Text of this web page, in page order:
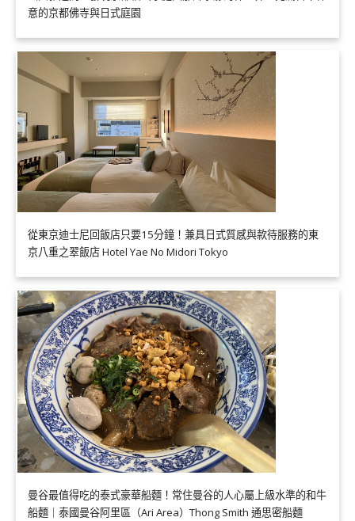
意的京都佛寺與日式庭園
從東京迪士尼回飯店只要15分鐘！兼具日式質感與款待服務的東
京八重之翠飯店 Hotel Yae No Midori Tokyo
曼谷最值得吃的泰式豪華船麵！常住曼谷的人心屬上級水準的和牛
船麵｜泰國曼谷阿里區（Ari Area）Thong Smith 通思密船麵